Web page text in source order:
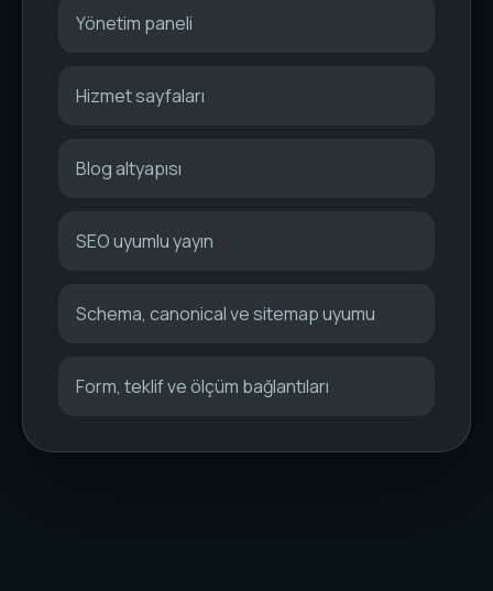
Yönetim paneli
Hizmet sayfaları
Blog altyapısı
SEO uyumlu yayın
Schema, canonical ve sitemap uyumu
Form, teklif ve ölçüm bağlantıları